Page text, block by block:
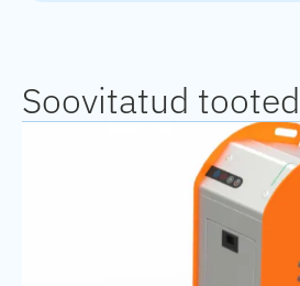
Soovitatud tooted